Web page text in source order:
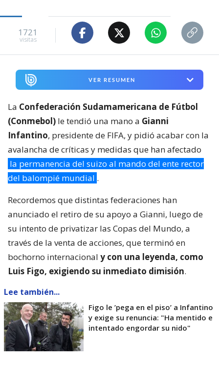
1721
visitas
VER RESUMEN
La Confederación Sudamamericana de Fútbol
(Conmebol) le tendió una mano a Gianni
Infantino, presidente de FIFA, y pidió acabar con la
avalancha de críticas y medidas que han afectado
la permanencia del suizo al mando del ente rector
del balompié mundial .
Recordemos que distintas federaciones han
anunciado el retiro de su apoyo a Gianni, luego de
su intento de privatizar las Copas del Mundo, a
través de la venta de acciones, que terminó en
bochorno internacional y con una leyenda, como
Luis Figo, exigiendo su inmediato dimisión.
Lee también...
Figo le ’pega en el piso’ a Infantino
y exige su renuncia: "Ha mentido e
intentado engordar su nido"